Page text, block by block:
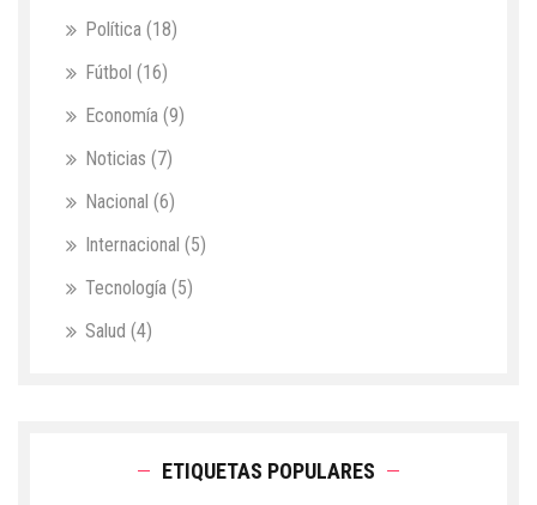
Política (18)
Fútbol (16)
Economía (9)
Noticias (7)
Nacional (6)
Internacional (5)
Tecnología (5)
Salud (4)
ETIQUETAS POPULARES